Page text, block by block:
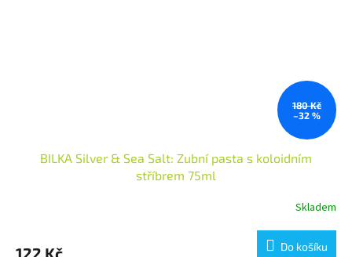
180 Kč
–32 %
BILKA Silver & Sea Salt: Zubní pasta s koloidním
stříbrem 75ml
Skladem
122 Kč Do košíku